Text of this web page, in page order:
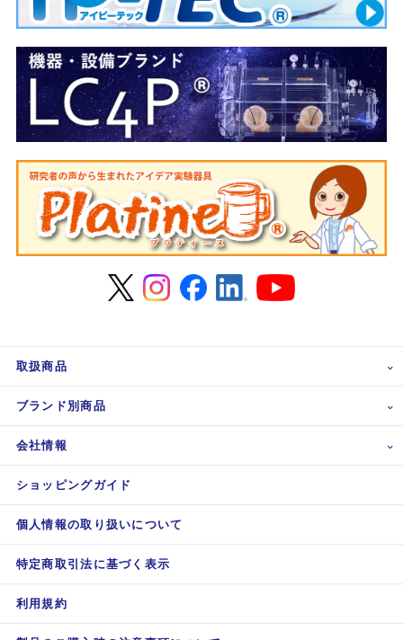
取扱商品
ブランド別商品
会社情報
ショッピングガイド
個人情報の取り扱いについて
特定商取引法に基づく表示
利用規約